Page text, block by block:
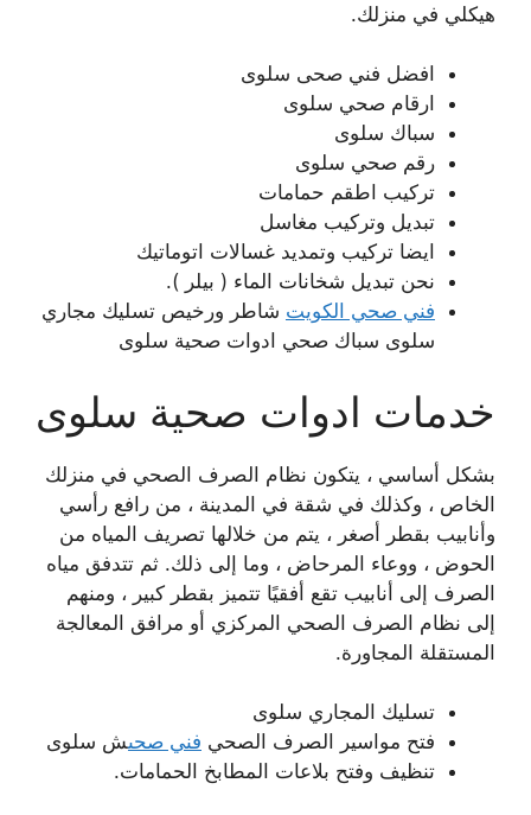
هيكلي في منزلك.
افضل فني صحى سلوى
ارقام صحي سلوى
سباك سلوى
رقم صحي سلوى
تركيب اطقم حمامات
تبديل وتركيب مغاسل
ايضا تركيب وتمديد غسالات اتوماتيك
نحن تبديل شخانات الماء ( بيلر ).
فني صحي الكويت شاطر ورخيص تسليك مجاري
سلوى سباك صحي ادوات صحية سلوى
خدمات ادوات صحية سلوى
بشكل أساسي ، يتكون نظام الصرف الصحي في منزلك
الخاص ، وكذلك في شقة في المدينة ، من رافع رأسي
وأنابيب بقطر أصغر ، يتم من خلالها تصريف المياه من
الحوض ، ووعاء المرحاض ، وما إلى ذلك. ثم تتدفق مياه
الصرف إلى أنابيب تقع أفقيًا تتميز بقطر كبير ، ومنهم
إلى نظام الصرف الصحي المركزي أو مرافق المعالجة
المستقلة المجاورة.
تسليك المجاري سلوى
فتح مواسير الصرف الصحي فني صحىش سلوى
تنظيف وفتح بلاعات المطابخ الحمامات.